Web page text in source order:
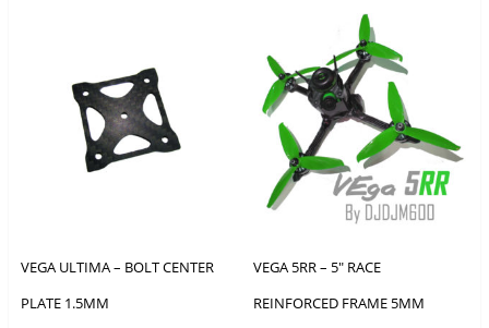
VEGA ULTIMA – BOLT CENTER
PLATE 1.5MM
VEGA 5RR – 5″ RACE
REINFORCED FRAME 5MM